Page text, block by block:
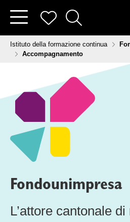
Tu sei qui:
Istituto della formazione continua
Accompagnamento
Fondounimpresa
L’attore cantonale